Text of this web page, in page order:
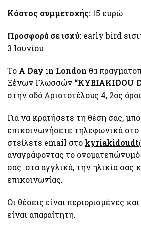
Κόστος συμμετοχής: 15 ευρώ
Προσφορά σε ισχύ: early bird
3 Ιουνίου
Το A Day in London θα
Ξένων Γλωσσών “KYRIAKIDOU
στην οδό Αριστοτέλους 4, 2ος
Για να κρατήσετε τη θέση σας,
επικοινωνήσετε τηλεφωνικά στο
στείλετε email στο
αναγράφοντας το ονοματεπώνυμό
σας στα αγγλικά, την ηλικία σας
επικοινωνίας.
Οι θέσεις είναι περιορισμένες
είναι απαραίτητη.